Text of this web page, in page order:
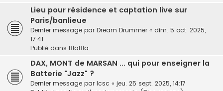
Lieu pour résidence et captation live sur
Paris/banlieue
Dernier message par Dream Drummer « dim. 5 oct. 2025,
17:41
Publié dans BlaBla
DAX, MONT de MARSAN ... qui pour enseigner la
Batterie "Jazz" ?
Dernier message par lcsc « jeu. 25 sept. 2025, 14:17